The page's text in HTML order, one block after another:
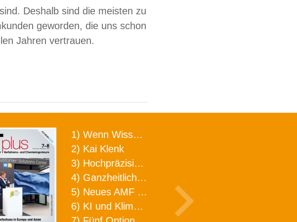
Deshalb sind die meisten zu
geworden, die uns schon
Jahren vertrauen.
1) Wenn Wissen geht, kann ARNO WERKZEUGE helfen
2) Kai Klenk
3) Hochpräzision in neuer Dimension
4) Ganzheitlicher Ansatz für mehr Effizienz und Produktivität in der Zerspanung
5) Neues AMF Logistikzentrum feierlich eröffnet
6) KI und Klimaschutz im Schaltanlagenbau